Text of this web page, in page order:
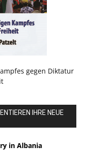
gegen Diktatur
IHRE NEUE
in Albania